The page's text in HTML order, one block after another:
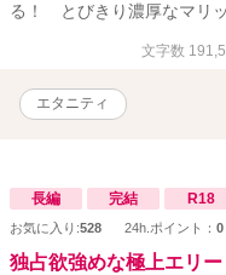
る！ とびきり濃厚なマリッ
文字数
エタニティ
長編 完結 R18
お気に入り:528 24h.ポイント： 0
独占欲強めな極上エリ